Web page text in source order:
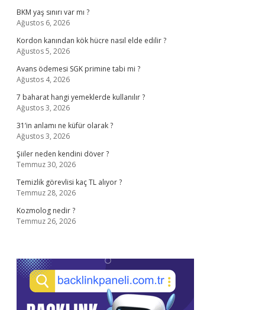
BKM yaş sınırı var mı ?
Ağustos 6, 2026
Kordon kanından kök hücre nasıl elde edilir ?
Ağustos 5, 2026
Avans ödemesi SGK primine tabi mi ?
Ağustos 4, 2026
7 baharat hangi yemeklerde kullanılır ?
Ağustos 3, 2026
31’in anlamı ne küfür olarak ?
Ağustos 3, 2026
Şiiler neden kendini döver ?
Temmuz 30, 2026
Temizlik görevlisi kaç TL alıyor ?
Temmuz 28, 2026
Kozmolog nedir ?
Temmuz 26, 2026